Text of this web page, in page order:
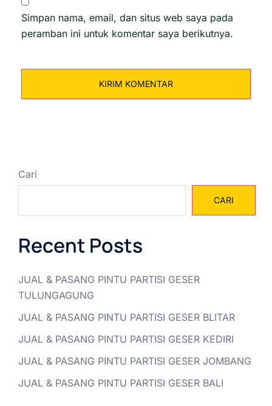
Simpan nama, email, dan situs web saya pada
peramban ini untuk komentar saya berikutnya.
Cari
CARI
Recent Posts
JUAL & PASANG PINTU PARTISI GESER
TULUNGAGUNG
JUAL & PASANG PINTU PARTISI GESER BLITAR
JUAL & PASANG PINTU PARTISI GESER KEDIRI
JUAL & PASANG PINTU PARTISI GESER JOMBANG
JUAL & PASANG PINTU PARTISI GESER BALI